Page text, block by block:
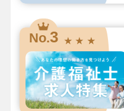
No.3 ★ ★ ★